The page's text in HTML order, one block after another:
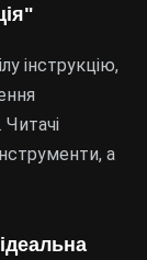
інструкцію,
а